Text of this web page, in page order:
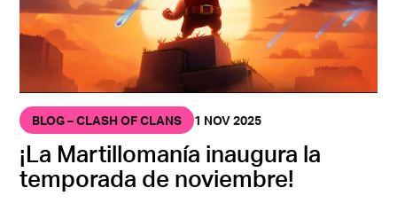
BLOG – CLASH OF CLANS 1 NOV 2025
¡La Martillomanía inaugura la
temporada de noviembre!